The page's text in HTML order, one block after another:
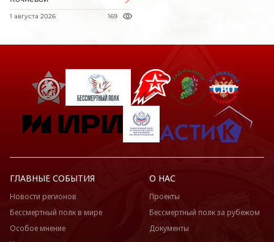
1 августа 2026 169
ГЛАВНЫЕ СОБЫТИЯ
Новости регионов
Бессмертный полк в мире
Особое мнение
О НАС
Проекты
Бессмертный полк за рубежом
Документы